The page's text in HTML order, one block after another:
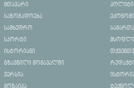
მთავარი
საზოგადოება
სამხედრო
სპორტი
ისტორიანი
გზავნილი მომავალში
ვერსია
მოზაიკა